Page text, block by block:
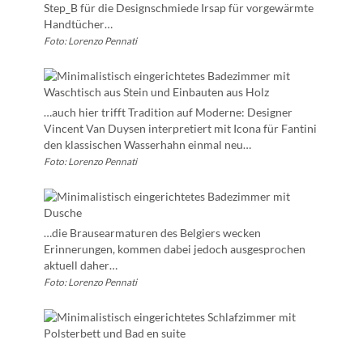
Step_B für die Designschmiede Irsap für vorgewärmte
Handtücher…
Foto: Lorenzo Pennati
…auch hier trifft Tradition auf Moderne: Designer
Vincent Van Duysen interpretiert mit Icona für Fantini
den klassischen Wasserhahn einmal neu…
Foto: Lorenzo Pennati
…die Brausearmaturen des Belgiers wecken
Erinnerungen, kommen dabei jedoch ausgesprochen
aktuell daher…
Foto: Lorenzo Pennati